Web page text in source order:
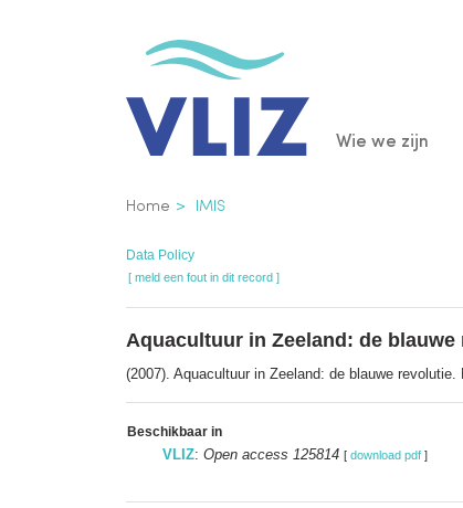
Main
Wie we zijn
Kruimelpad
Home IMIS
Data Policy
[ meld een fout in dit record ]
Aquacultuur in Zeeland: de blauwe
(2007). Aquacultuur in Zeeland: de blauwe
Beschikbaar in
VLIZ: Open access 125814 [ download pdf ]